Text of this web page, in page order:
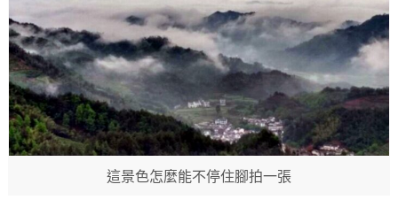
這景色怎麼能不停住腳拍一張